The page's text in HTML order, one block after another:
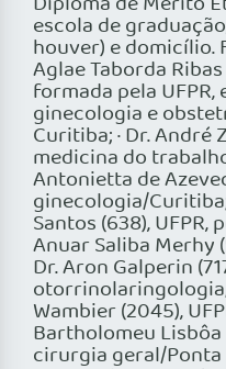
escola de
houver) e domicílio.
Aglae Taborda
formada pela
ginecologia e
Curitiba; · Dr. André
medicina do
Antonietta de
ginecologia/
Santos (638), UFPR,
Anuar Saliba Merhy
Dr. Aron Galperin
Wambier (2045),
Bartholomeu Lisbôa
cirurgia geral/Ponta